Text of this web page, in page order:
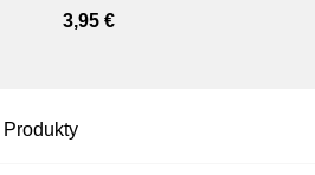
Cena
3,95 €
Produkty